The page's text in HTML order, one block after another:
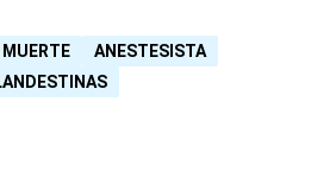
MUERTE
ANESTESISTA